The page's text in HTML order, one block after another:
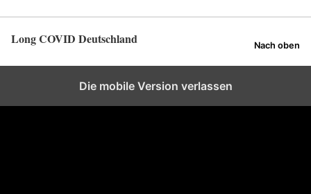
Long COVID Deutschland Nach oben
Die mobile Version verlassen